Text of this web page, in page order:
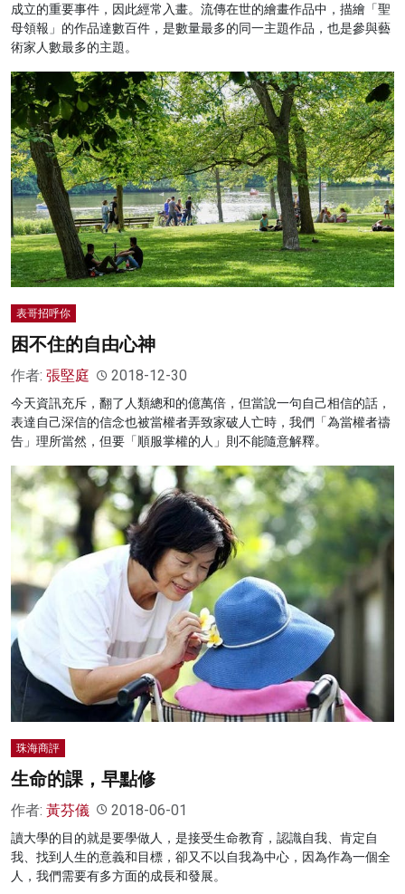
成立的重要事件，因此經常入畫。流傳在世的繪畫作品中，描繪「聖
母領報」的作品達數百件，是數量最多的同一主題作品，也是參與藝
術家人數最多的主題。
表哥招呼你
困不住的自由心神
作者: 張堅庭 2018-12-30
今天資訊充斥，翻了人類總和的億萬倍，但當說一句自己相信的話，
表達自己深信的信念也被當權者弄致家破人亡時，我們「為當權者禱
告」理所當然，但要「順服掌權的人」則不能隨意解釋。
珠海商評
生命的課，早點修
作者: 黃芬儀 2018-06-01
讀大學的目的就是要學做人，是接受生命教育，認識自我、肯定自
我、找到人生的意義和目標，卻又不以自我為中心，因為作為一個全
人，我們需要有多方面的成長和發展。